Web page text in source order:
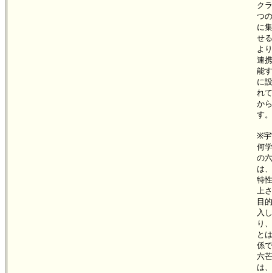
ク
つ
に
せ
よ
連
能
に
れ
か
す。
※宇
何
の
は
特
上
目
入
り
と
係
六
は